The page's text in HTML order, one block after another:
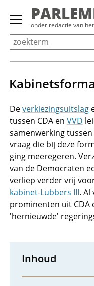
Overslaan
Primair
menu
tonen/verbergen
onder redactie van het
Deverkiezingsuitslag
tussen CDA en VVD
samenwerking tussen
vraag die bij deze
ging meeregeren.
van de Democraten
verliep verder vrij
kabinet-Lubbers III. Al
prominenten uit CDA
'hernieuwde'
Inhoud